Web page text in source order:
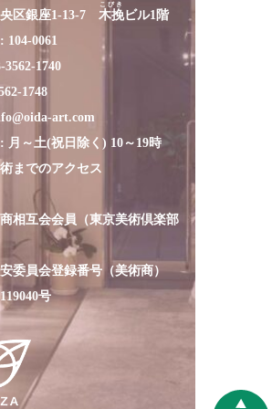
区銀座1-13-7 木挽
こびき
ビル1階
104-0061
3562-1740
1748
art.com
月～土(祝日除く) 10～19時
までのアクセス
相互会会員（東京美術倶楽部
委員会登録番号（美術商）
号